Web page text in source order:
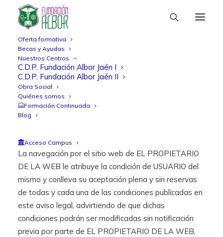
Oferta formativa
Becas y Ayudas
Nuestros Centros
C.D.P. Fundación Albor Jaén I
C.D.P. Fundación Albor Jaén II
Obra Social
Quiénes somos
Formación Continuada
Blog
Acceso Campus
1. OBJETO
El presente aviso legal regula el uso y utilización del
sitio web http://www.fundacionalbor.org/. , del que es
titular FUNDACIÓN ALBOR (en adelante, EL
La navegación por el sitio web de EL PROPIETARIO
DE LA WEB le atribuye la condición de USUARIO del
mismo y conlleva su aceptación plena y sin reservas
de todas y cada una de las condiciones publicadas en
este aviso legal, advirtiendo de que dichas
condiciones podrán ser modificadas sin notificación
previa por parte de EL PROPIETARIO DE LA WEB,